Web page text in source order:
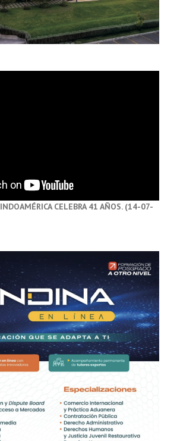
INDOAMÉRICA CELEBRA 41 AÑOS. (14-07-